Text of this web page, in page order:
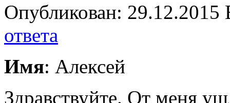
Опубликован:
ответа
Имя: Алексей
Здравствуйте. От меня